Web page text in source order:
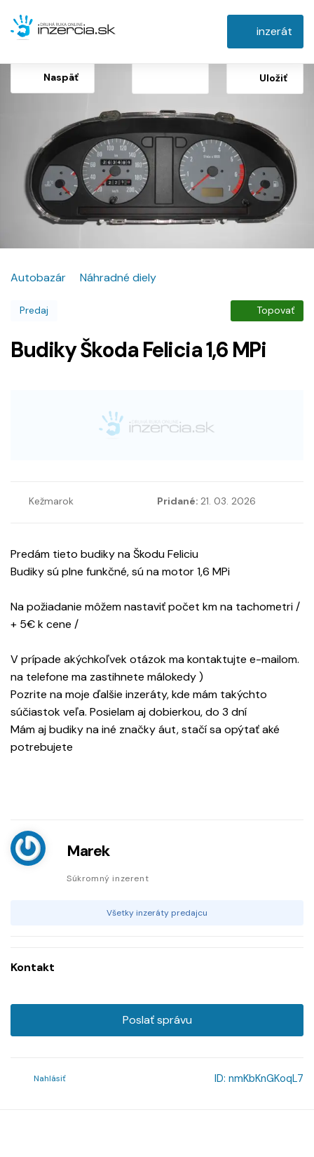
inzerát
Naspäť Uložiť
Autobazár Náhradné diely
Predaj Topovať
Budiky Škoda Felicia 1,6 MPi
Kežmarok Pridané: 21. 03. 2026
Predám tieto budiky na Škodu Feliciu
Budiky sú plne funkčné, sú na motor 1,6 MPi
Na požiadanie môžem nastaviť počet km na tachometri /
+ 5€ k cene /
V prípade akýchkoľvek otázok ma kontaktujte e-mailom.
na telefone ma zastihnete málokedy )
Pozrite na moje ďalšie inzeráty, kde mám takýchto
súčiastok veľa. Posielam aj dobierkou, do 3 dní
Mám aj budiky na iné značky áut, stačí sa opýtať aké
potrebujete
Marek
Súkromný inzerent
Všetky inzeráty predajcu
Kontakt
Poslať správu
Nahlásiť ID: nmKbKnGKoqL7